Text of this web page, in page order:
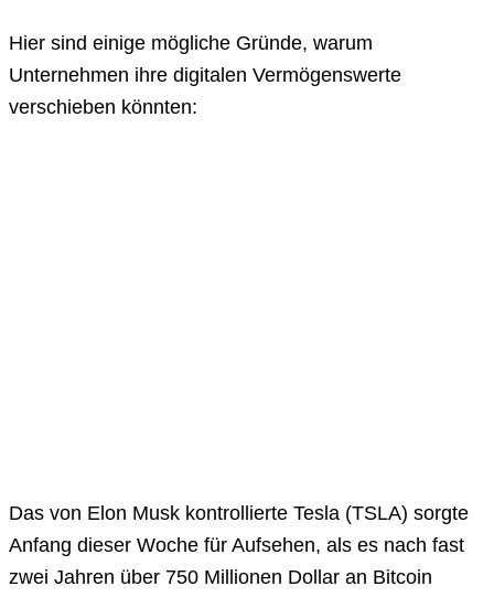
Hier sind einige mögliche Gründe, warum
Unternehmen ihre digitalen Vermögenswerte
verschieben könnten:
Das von Elon Musk kontrollierte Tesla (TSLA) sorgte
Anfang dieser Woche für Aufsehen, als es nach fast
zwei Jahren über 750 Millionen Dollar an Bitcoin